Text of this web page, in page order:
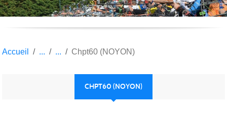
Accueil Chpt60 (NOYON)
CHPT60 (NOYON)